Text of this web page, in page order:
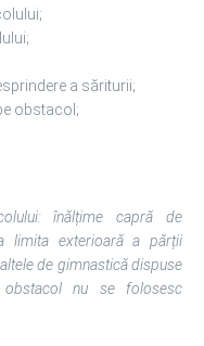
a săriturii;
obstacol;
înălțime capră de
limita exterioară a părții
de gimnastică dispuse
nu se folosesc